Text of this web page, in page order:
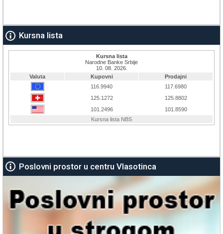
Kursna lista
Poslovni prostor u centru Vlasotinca